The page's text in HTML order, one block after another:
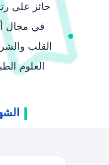
حائز على
في مجال
القلب
العلوم